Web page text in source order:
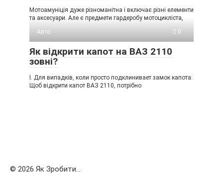
Мотоамуніція дуже різноманітна і включає різні елементи
та аксесуари. Але є предмети гардеробу мотоцикліста,
Авто
0
Як відкрити капот на ВАЗ 2110
зовні?
I. Для випадків, коли просто подклинивает замок капота:
Щоб відкрити капот ВАЗ 2110, потрібно
© 2026 Як Зробити...